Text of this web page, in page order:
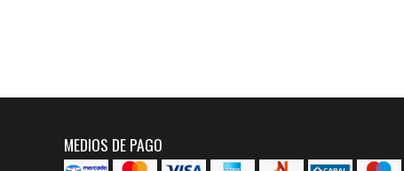
MEDIOS DE PAGO